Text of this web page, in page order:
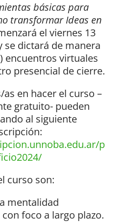
básicas para
transformar Ideas en
el viernes 13
se dictará de manera
encuentros virtuales
presencial de cierre.
en hacer el curso –
gratuito- pueden
al siguiente
p
curso son:
mentalidad
foco a largo plazo.